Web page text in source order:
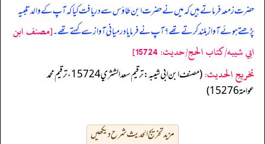
حضرت زمعہ فرماتے ہیں کہ میں نے حضرت ابن طاؤس سے دریافت کیا کہ آپ کے والد تلبیہ
پڑھتے ہوئے آواز بلند کرتے تھے؟ آپ نے فرمایا درمیانی آواز سے کہتے تھے۔[مصنف ابن
ابي شيبه/كتاب الحج/حدیث: 15724]
تخریج الحدیث:
(مصنف ابن ابي شيبه: ترقيم سعد الشثري 15724، ترقيم محمد
عوامة 15276)
مزید تخریج الحدیث شرح دیکھیں